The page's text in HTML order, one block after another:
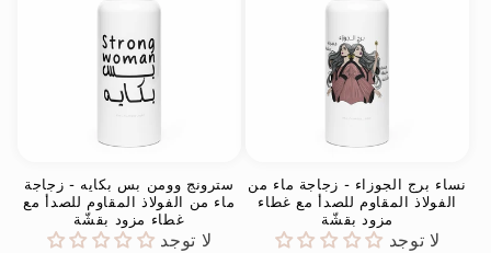
سترونج وومن بس بكايه - زجاجة
ماء من الفولاذ المقاوم للصدأ مع
غطاء مزود بقشّة
لا توجد
نساء برج الجوزاء - زجاجة ماء من
الفولاذ المقاوم للصدأ مع غطاء
مزود بقشّة
لا توجد